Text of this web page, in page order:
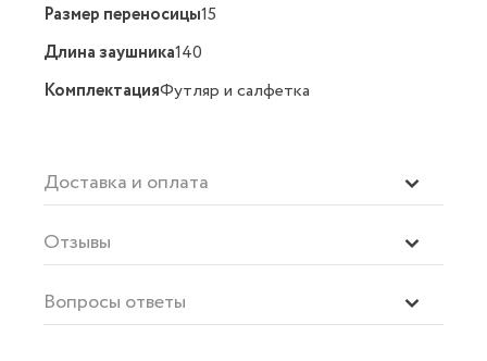
Размер переносицы15
Длина заушника140
КомплектацияФутляр и салфетка
Доставка и оплата
Отзывы
Вопросы ответы